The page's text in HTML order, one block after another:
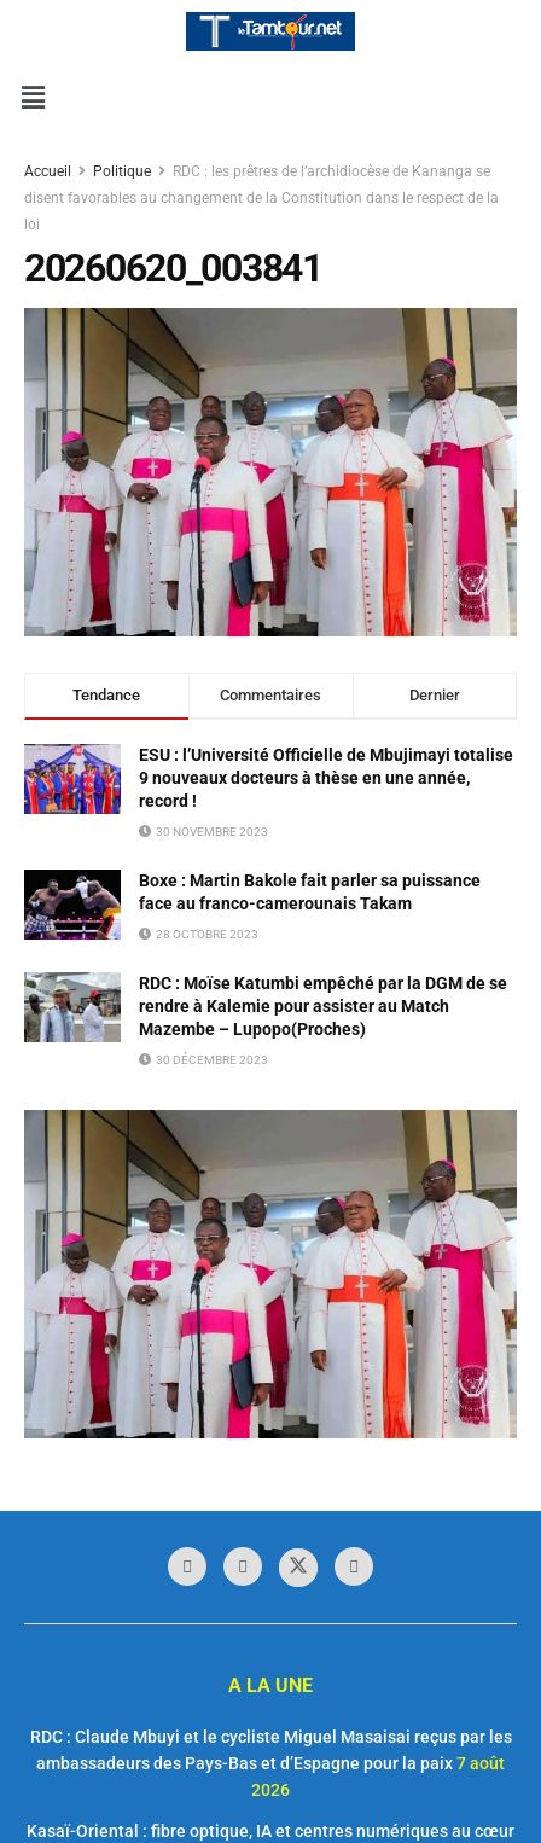
Accueil Politique
RDC : les prêtres de l’archidiocèse de Kananga se
disent favorables au changement de la Constitution dans le respect de la
loi
20260620_003841
Tendance Commentaires Dernier
ESU : l’Université Officielle de Mbujimayi totalise
9 nouveaux docteurs à thèse en une année,
record !
30 NOVEMBRE 2023
Boxe : Martin Bakole fait parler sa puissance
face au franco-camerounais Takam
28 OCTOBRE 2023
RDC : Moïse Katumbi empêché par la DGM de se
rendre à Kalemie pour assister au Match
Mazembe – Lupopo(Proches)
30 DÉCEMBRE 2023
A LA UNE
RDC : Claude Mbuyi et le cycliste Miguel Masaisai reçus par les
ambassadeurs des Pays-Bas et d’Espagne pour la paix7 août
2026
Kasaï-Oriental : fibre optique, IA et centres numériques au cœur